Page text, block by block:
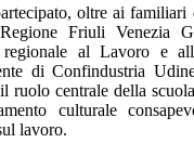
oltre ai familiari
Friuli Venezia
regionale al Lavoro e
di Confindustria
ruolo centrale della
culturale
lavoro.